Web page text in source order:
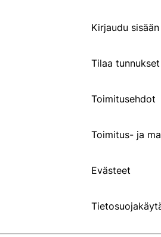
Kirjaudu sisään
Tilaa tunnukset
Toimitusehdot
Toimitus- ja
Evästeet